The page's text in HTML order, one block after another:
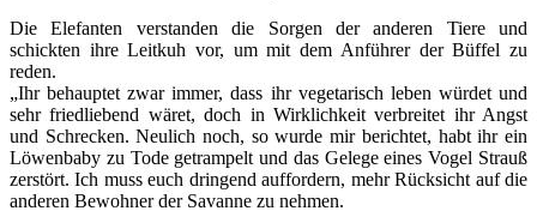
Die Elefanten verstanden die Sorgen der anderen Tiere und
schickten ihre Leitkuh vor, um mit dem Anführer der Büffel zu
reden.
„Ihr behauptet zwar immer, dass ihr vegetarisch leben würdet und
sehr friedliebend wäret, doch in Wirklichkeit verbreitet ihr Angst
und Schrecken. Neulich noch, so wurde mir berichtet, habt ihr ein
Löwenbaby zu Tode getrampelt und das Gelege eines Vogel Strauß
zerstört. Ich muss euch dringend auffordern, mehr Rücksicht auf die
anderen Bewohner der Savanne zu nehmen.